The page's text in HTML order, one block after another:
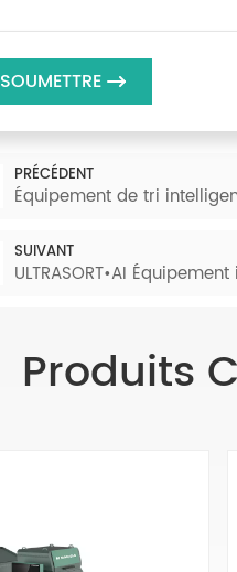
SOUMETTRE
PRÉCÉDENT
Équipement de tri
SUIVANT
ULTRASORT•AI
Produits